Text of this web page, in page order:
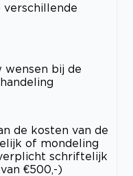
verschillende
wensen bij de
de kosten van de
of mondeling
schriftelijk
€500,-)